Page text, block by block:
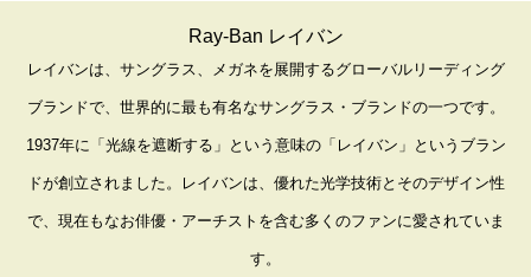
Ray-Ban レイバン
レイバンは、サングラス、メガネを展開するグローバルリーディング
ブランドで、世界的に最も有名なサングラス・ブランドの一つです。
1937年に「光線を遮断する」という意味の「レイバン」というブラン
ドが創立されました。レイバンは、優れた光学技術とそのデザイン性
で、現在もなお俳優・アーチストを含む多くのファンに愛されていま
す。